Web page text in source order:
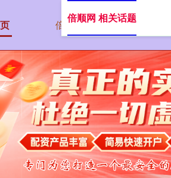
倍顺网 配资炒股
倍顺网 相关话题